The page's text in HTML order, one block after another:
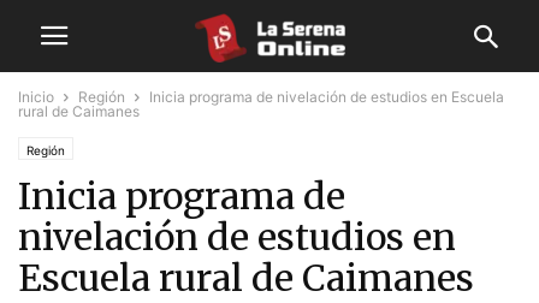
Inicio Región
Inicia programa de nivelación de estudios en Escuela
rural de Caimanes
Región
Inicia programa de
nivelación de estudios en
Escuela rural de Caimanes